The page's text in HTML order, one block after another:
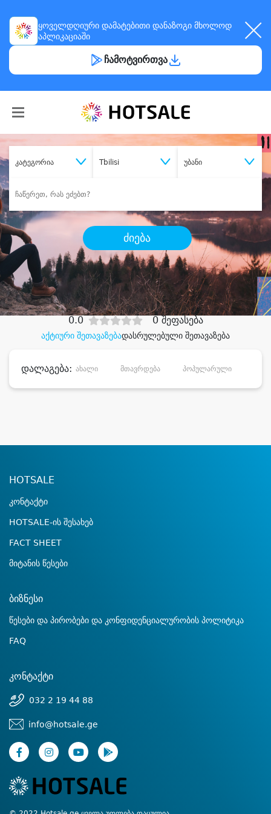
ყოველდღიური დამატებითი დანაზოგი მხოლოდ
აპლიკაციაში
ჩამოტვირთვა
კატეგორია Tbilisi უბანი
ძიება
შეიძინესასურველი მომსახურება
დიდი დანაზოგით
აქტიური შეთავაზებადასრულებული შეთავაზება
0.0 0 შეფასება
დალაგება: ახალი მთავრდება პოპულარული
HOTSALE
კონტაქტი
HOTSALE-ის შესახებ
FACT SHEET
მიტანის წესები
ბიზნესი
წესები და პირობები და კონფიდენციალურობის პოლიტიკა
FAQ
კონტაქტი
032 2 19 44 88
info@hotsale.ge